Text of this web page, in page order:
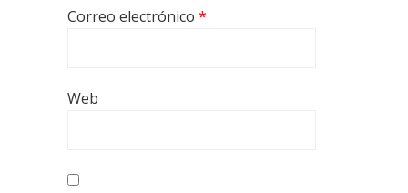
Correo electrónico *
Web